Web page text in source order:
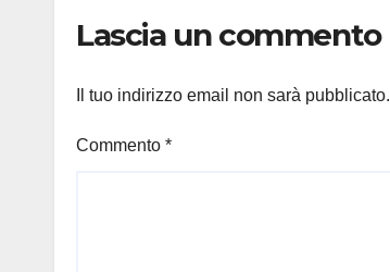
Lascia un commento
Il tuo indirizzo email non sarà pubblicato.
Commento *